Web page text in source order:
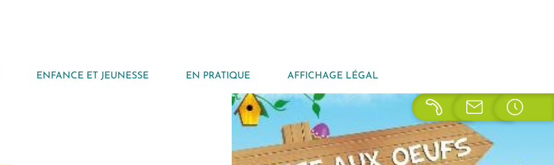
ENFANCE ET JEUNESSE EN PRATIQUE AFFICHAGE LÉGAL